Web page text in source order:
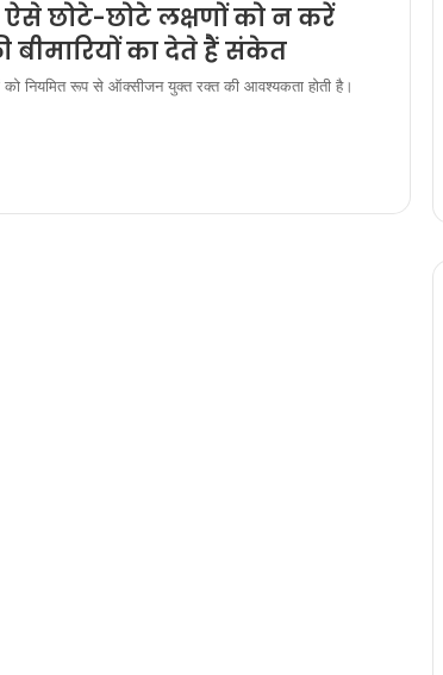
ऐसे छोटे-छोटे लक्षणों को न करें
का देते हैं संकेत
नियमित रूप से ऑक्सीजन युक्त रक्त की आवश्यकता होती है।